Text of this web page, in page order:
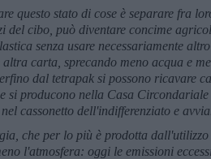
questo stato di cose è separare fra
del cibo, può diventare concime
senza usare necessariamente
carta, sprecando meno acqua e
dal tetrapak si possono ricavare
si producono nella Casa
cassonetto dell'indifferenziato e
che per lo più è prodotta
l'atmosfera: oggi le emissioni